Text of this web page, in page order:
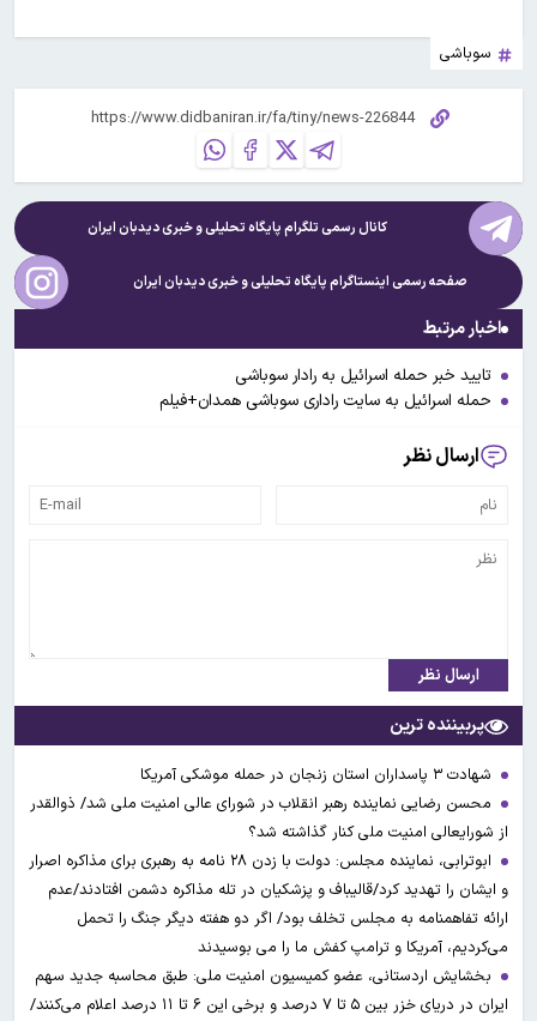
سوباشی
کانال رسمی تلگرام پایگاه تحلیلی و خبریدیدبان ایران
صفحه رسمی اینستاگرام پایگاه تحلیلی و خبریدیدبان ایران
اخبار مرتبط
تایید خبر حمله اسرائیل به رادار سوباشی
حمله اسرائیل به سایت راداری سوباشی همدان+فیلم
ارسال نظر
ارسال نظر
پربیننده ترین
شهادت ۳ ‌پاسداران استان زنجان در حمله موشکی آمریکا
محسن رضایی نماینده رهبر انقلاب در شورای عالی امنیت ملی شد/ ذوالقدر
از شورایعالی امنیت ملی کنار گذاشته شد؟
ابوترابی، نماینده مجلس: دولت با زدن ۲۸ نامه به رهبری برای مذاکره اصرار
و ایشان را تهدید کرد/قالیباف و پزشکیان در تله مذاکره دشمن افتادند/عدم
ارائه تفاهمنامه به مجلس تخلف بود/ اگر دو هفته دیگر جنگ را تحمل
می‌کردیم، آمریکا و ترامپ کفش ما را می بوسیدند
بخشایش اردستانی، عضو کمیسیون امنیت ملی: طبق محاسبه جدید سهم
ایران در دریای خزر بین ۵ تا ۷ درصد و برخی این ۶ تا ۱۱ درصد اعلام می‌کنند/